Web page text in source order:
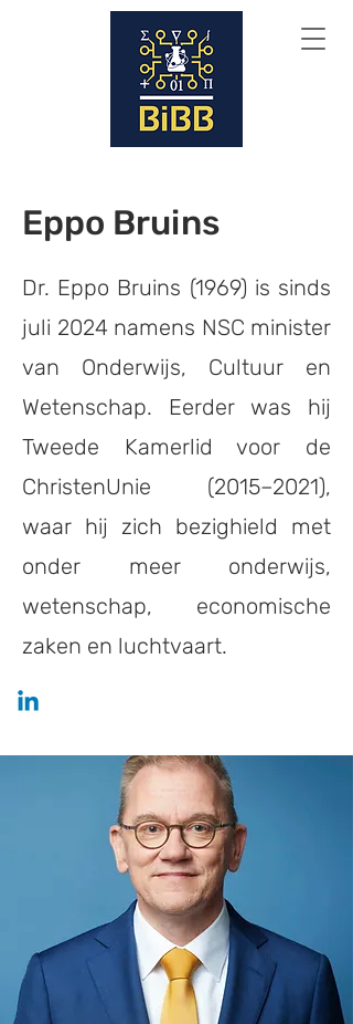
Eppo Bruins
Dr. Eppo Bruins (1969) is sinds
juli 2024 namens NSC minister
van Onderwijs, Cultuur en
Wetenschap. Eerder was hij
Tweede Kamerlid voor de
ChristenUnie (2015–2021),
waar hij zich bezighield met
onder meer onderwijs,
wetenschap, economische
zaken en luchtvaart.